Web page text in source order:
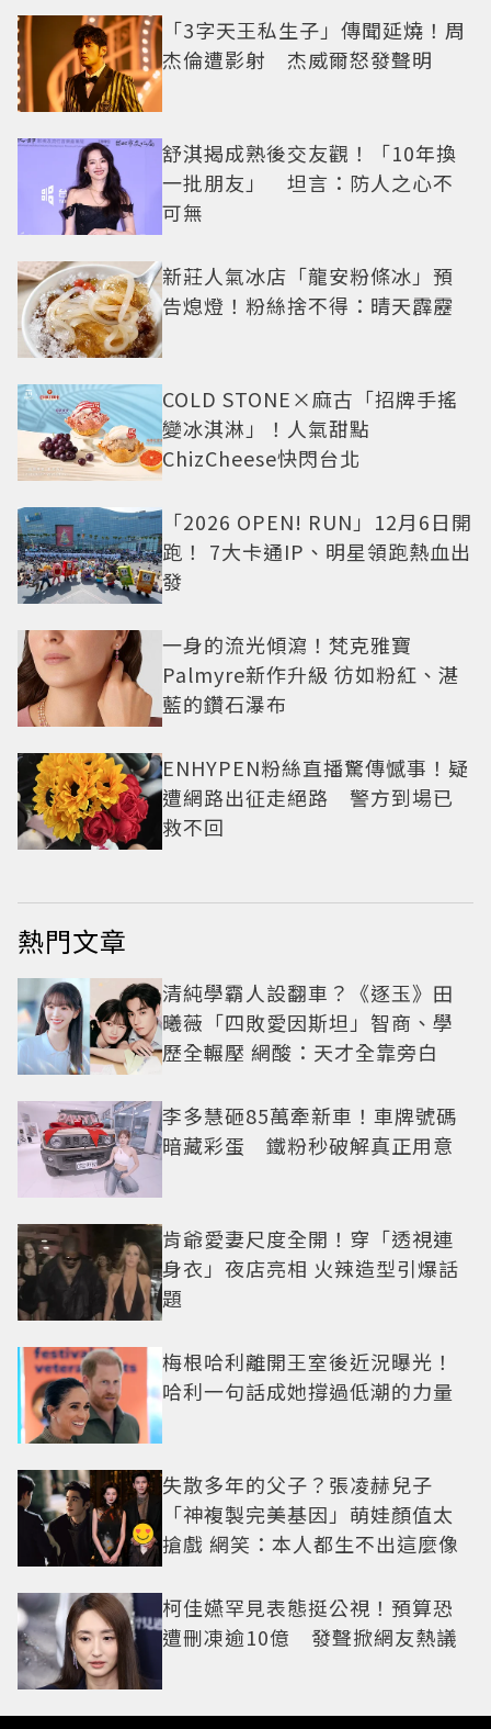
「3字天王私生子」傳聞延燒！周
杰倫遭影射 杰威爾怒發聲明
舒淇揭成熟後交友觀！「10年換
一批朋友」 坦言：防人之心不
可無
新莊人氣冰店「龍安粉條冰」預
告熄燈！粉絲捨不得：晴天霹靂
COLD STONE×麻古「招牌手搖
變冰淇淋」！人氣甜點
ChizCheese快閃台北
「2026 OPEN! RUN」12月6日開
跑！ 7大卡通IP、明星領跑熱血出
發
一身的流光傾瀉！梵克雅寶
Palmyre新作升級 彷如粉紅、湛
藍的鑽石瀑布
ENHYPEN粉絲直播驚傳憾事！疑
遭網路出征走絕路 警方到場已
救不回
熱門文章
清純學霸人設翻車？《逐玉》田
曦薇「四敗愛因斯坦」智商、學
歷全輾壓 網酸：天才全靠旁白
李多慧砸85萬牽新車！車牌號碼
暗藏彩蛋 鐵粉秒破解真正用意
肯爺愛妻尺度全開！穿「透視連
身衣」夜店亮相 火辣造型引爆話
題
梅根哈利離開王室後近況曝光！
哈利一句話成她撐過低潮的力量
失散多年的父子？張凌赫兒子
「神複製完美基因」萌娃顏值太
搶戲 網笑：本人都生不出這麼像
柯佳嬿罕見表態挺公視！預算恐
遭刪凍逾10億 發聲掀網友熱議